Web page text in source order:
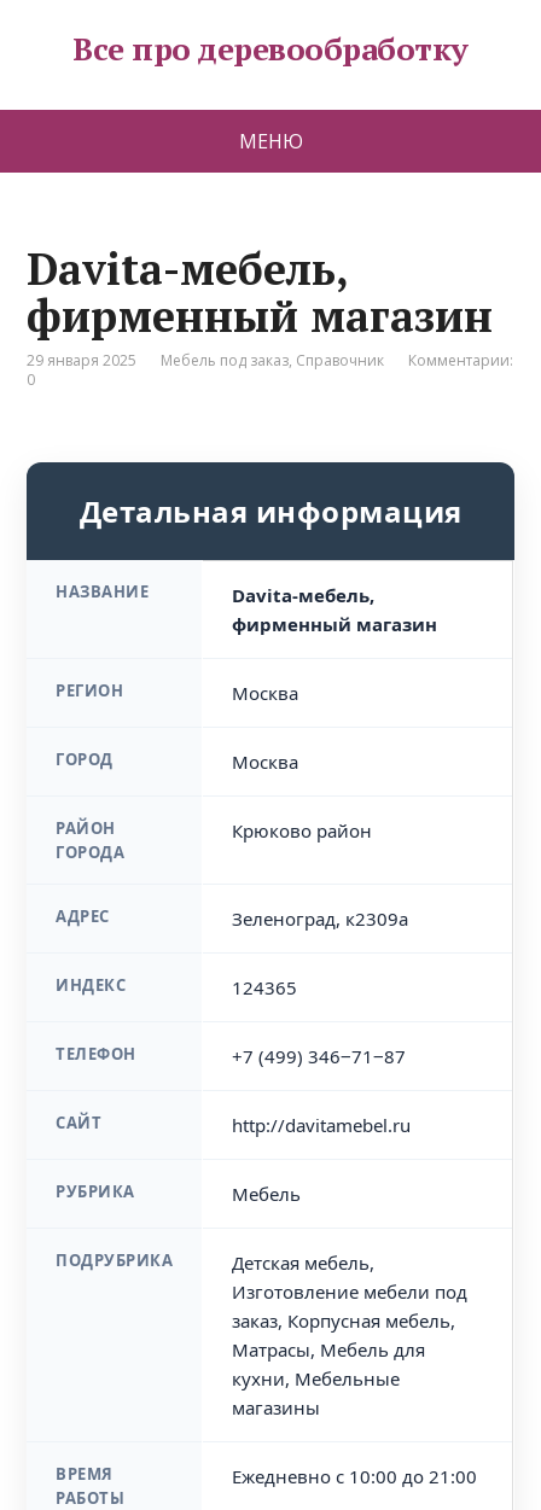
Все про деревообработку
МЕНЮ
Davita-мебель,
фирменный магазин
29 января 2025 Мебель под заказ, Справочник
Комментарии:
0
Детальная информация
НАЗВАНИЕ
Davita-мебель,
фирменный магазин
РЕГИОН Москва
ГОРОД Москва
РАЙОН
ГОРОДА
Крюково район
АДРЕС Зеленоград, к2309а
ИНДЕКС 124365
ТЕЛЕФОН +7 (499) 346‒71‒87
САЙТ http://davitamebel.ru
РУБРИКА Мебель
ПОДРУБРИКА
Детская мебель,
Изготовление мебели под
заказ, Корпусная мебель,
Матрасы, Мебель для
кухни, Мебельные
магазины
ВРЕМЯ
РАБОТЫ
Ежедневно с 10:00 до 21:00